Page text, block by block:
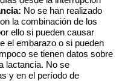
No se han realizado
la combinación de los
ello si pueden causar
el embarazo o si pueden
se tienen datos sobre
lactancia. No se
y en el período de